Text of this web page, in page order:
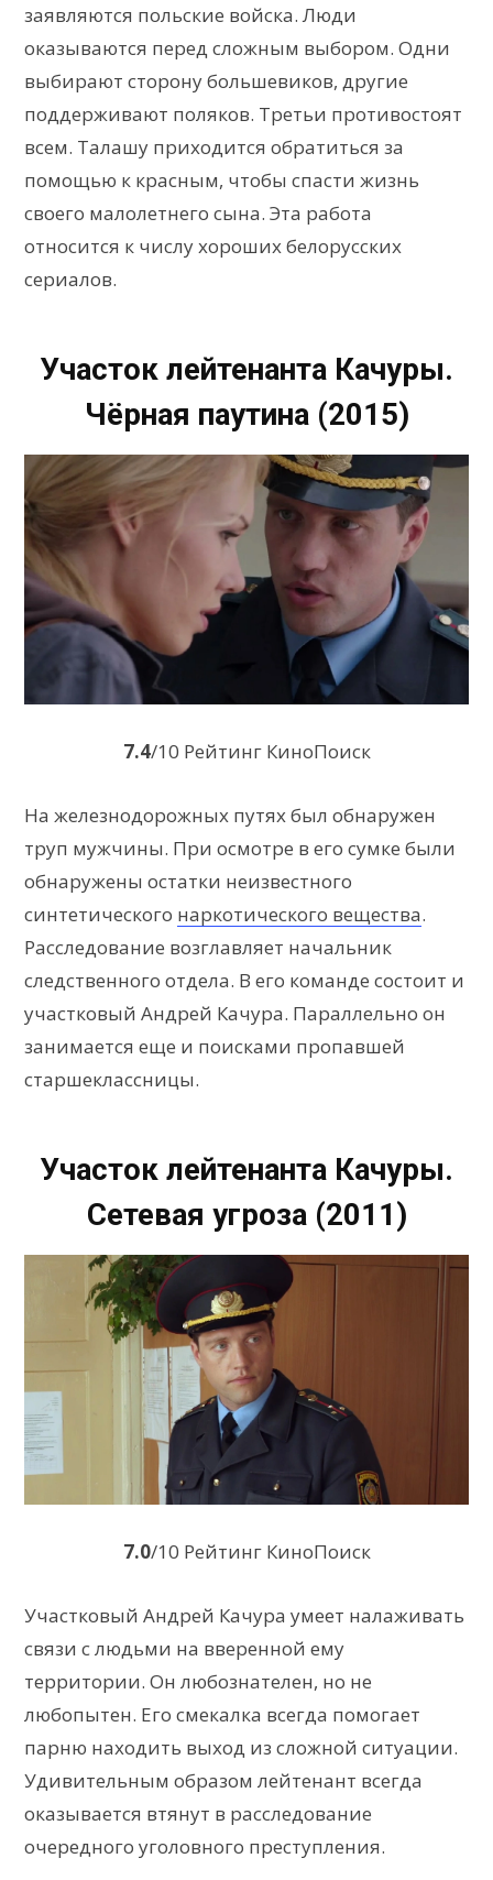
заявляются польские войска. Люди
оказываются перед сложным выбором. Одни
выбирают сторону большевиков, другие
поддерживают поляков. Третьи противостоят
всем. Талашу приходится обратиться за
помощью к красным, чтобы спасти жизнь
своего малолетнего сына. Эта работа
относится к числу хороших белорусских
сериалов.
Участок лейтенанта Качуры.
Чёрная паутина (2015)
7.4/10 Рейтинг КиноПоиск
На железнодорожных путях был обнаружен
труп мужчины. При осмотре в его сумке были
обнаружены остатки неизвестного
синтетического наркотического вещества.
Расследование возглавляет начальник
следственного отдела. В его команде состоит и
участковый Андрей Качура. Параллельно он
занимается еще и поисками пропавшей
старшеклассницы.
Участок лейтенанта Качуры.
Сетевая угроза (2011)
7.0/10 Рейтинг КиноПоиск
Участковый Андрей Качура умеет налаживать
связи с людьми на вверенной ему
территории. Он любознателен, но не
любопытен. Его смекалка всегда помогает
парню находить выход из сложной ситуации.
Удивительным образом лейтенант всегда
оказывается втянут в расследование
очередного уголовного преступления.